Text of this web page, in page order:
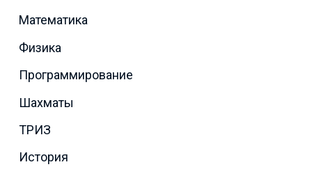
Математика
Физика
Программирование
Шахматы
ТРИЗ
История